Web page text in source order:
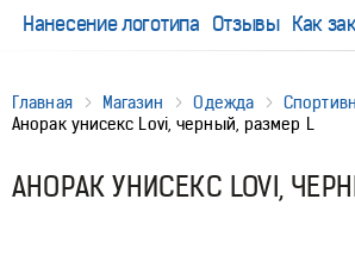
Нанесение логотипа Отзывы Как
Главная Магазин Одежда
Анорак унисекс Lovi, черный, размер L
АНОРАК УНИСЕКС LOVI,